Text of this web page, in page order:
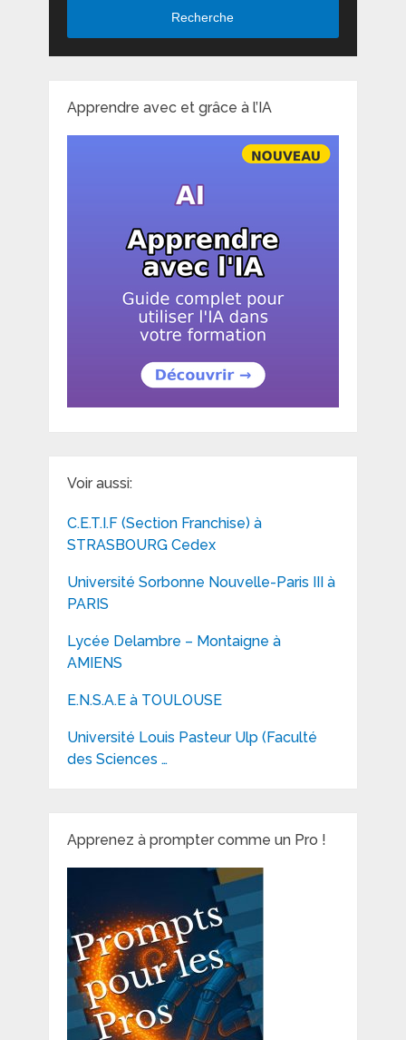
Recherche
Apprendre avec et grâce à l’IA
Voir aussi:
C.E.T.I.F (Section Franchise) à
STRASBOURG Cedex
Université Sorbonne Nouvelle-Paris III à
PARIS
Lycée Delambre – Montaigne à
AMIENS
E.N.S.A.E à TOULOUSE
Université Louis Pasteur Ulp (Faculté
des Sciences …
Apprenez à prompter comme un Pro !